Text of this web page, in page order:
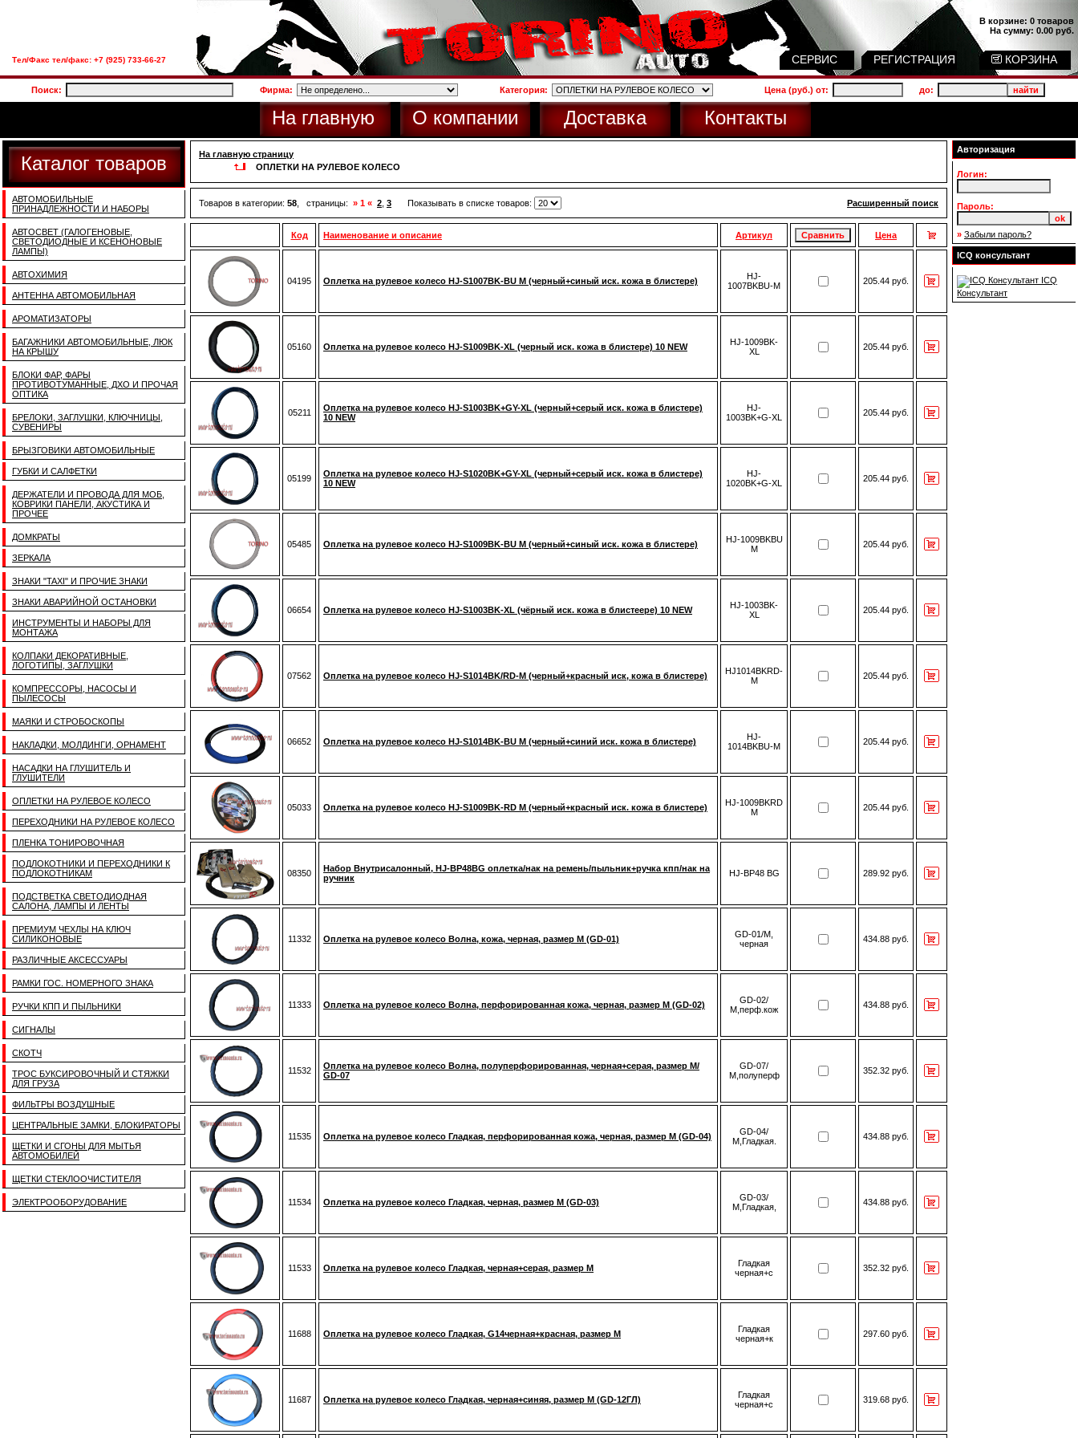
В корзине: 0 товаров
На сумму: 0.00 руб.
Тел/Факс тел/факс: +7 (925) 733-66-27 СЕРВИС РЕГИСТРАЦИЯ КОРЗИНА
Поиск: Фирма: Категория: Цена (руб.) от: до:
На главную О компании Доставка Контакты
Каталог товаров
АВТОМОБИЛЬНЫЕ
ПРИНАДЛЕЖНОСТИ И НАБОРЫ
АВТОСВЕТ (ГАЛОГЕНОВЫЕ,
СВЕТОДИОДНЫЕ И КСЕНОНОВЫЕ
ЛАМПЫ)
АВТОХИМИЯ
АНТЕННА АВТОМОБИЛЬНАЯ
АРОМАТИЗАТОРЫ
БАГАЖНИКИ АВТОМОБИЛЬНЫЕ, ЛЮК
НА КРЫШУ
БЛОКИ ФАР, ФАРЫ
ПРОТИВОТУМАННЫЕ, ДХО И ПРОЧАЯ
ОПТИКА
БРЕЛОКИ, ЗАГЛУШКИ, КЛЮЧНИЦЫ,
СУВЕНИРЫ
БРЫЗГОВИКИ АВТОМОБИЛЬНЫЕ
ГУБКИ И САЛФЕТКИ
ДЕРЖАТЕЛИ И ПРОВОДА ДЛЯ МОБ,
КОВРИКИ ПАНЕЛИ, АКУСТИКА И
ПРОЧЕЕ
ДОМКРАТЫ
ЗЕРКАЛА
ЗНАКИ "TAXI" И ПРОЧИЕ ЗНАКИ
ЗНАКИ АВАРИЙНОЙ ОСТАНОВКИ
ИНСТРУМЕНТЫ И НАБОРЫ ДЛЯ
МОНТАЖА
КОЛПАКИ ДЕКОРАТИВНЫЕ,
ЛОГОТИПЫ, ЗАГЛУШКИ
КОМПРЕССОРЫ, НАСОСЫ И
ПЫЛЕСОСЫ
МАЯКИ И СТРОБОСКОПЫ
НАКЛАДКИ, МОЛДИНГИ, ОРНАМЕНТ
НАСАДКИ НА ГЛУШИТЕЛЬ И
ГЛУШИТЕЛИ
ОПЛЕТКИ НА РУЛЕВОЕ КОЛЕСО
ПЕРЕХОДНИКИ НА РУЛЕВОЕ КОЛЕСО
ПЛЕНКА ТОНИРОВОЧНАЯ
ПОДЛОКОТНИКИ И ПЕРЕХОДНИКИ К
ПОДЛОКОТНИКАМ
ПОДСТВЕТКА СВЕТОДИОДНАЯ
САЛОНА, ЛАМПЫ И ЛЕНТЫ
ПРЕМИУМ ЧЕХЛЫ НА КЛЮЧ
СИЛИКОНОВЫЕ
РАЗЛИЧНЫЕ АКСЕССУАРЫ
РАМКИ ГОС. НОМЕРНОГО ЗНАКА
РУЧКИ КПП И ПЫЛЬНИКИ
СИГНАЛЫ
СКОТЧ
ТРОС БУКСИРОВОЧНЫЙ И СТЯЖКИ
ДЛЯ ГРУЗА
ФИЛЬТРЫ ВОЗДУШНЫЕ
ЦЕНТРАЛЬНЫЕ ЗАМКИ, БЛОКИРАТОРЫ
ЩЕТКИ И СГОНЫ ДЛЯ МЫТЬЯ
АВТОМОБИЛЕЙ
ЩЕТКИ СТЕКЛООЧИСТИТЕЛЯ
ЭЛЕКТРООБОРУДОВАНИЕ
На главную страницу
ОПЛЕТКИ НА РУЛЕВОЕ КОЛЕСО
Товаров в категории: 58 , страницы: » 1 « 2 3 Показывать в списке товаров: Расширенный поиск
Код Наименование и описание Артикул Цена
04195 Оплетка на рулевое колесо HJ-S1007BK-BU M (черный+синый иск. кожа в блистере)
HJ-
1007BKBU-M
205.44 руб.
05160 Оплетка на рулевое колесо HJ-S1009BK-XL (черный иск. кожа в блистере) 10 NEW
HJ-1009BK-
XL
205.44 руб.
05211
Оплетка на рулевое колесо HJ-S1003BK+GY-XL (черный+серый иск. кожа в блистере)
10 NEW
HJ-
1003BK+G-XL
205.44 руб.
05199
Оплетка на рулевое колесо HJ-S1020BK+GY-XL (черный+серый иск. кожа в блистере)
10 NEW
HJ-
1020BK+G-XL
205.44 руб.
05485 Оплетка на рулевое колесо HJ-S1009BK-BU M (черный+синый иск. кожа в блистере)
HJ-1009BKBU
M
205.44 руб.
06654 Оплетка на рулевое колесо HJ-S1003BK-XL (чёрный иск. кожа в блистеере) 10 NEW
HJ-1003BK-
XL
205.44 руб.
07562 Оплетка на рулевое колесо HJ-S1014BK/RD-M (черный+красный иск, кожа в блистере)
HJ1014BKRD-
M
205.44 руб.
06652 Оплетка на рулевое колесо HJ-S1014BK-BU M (черный+синий иск. кожа в блистере)
HJ-
1014BKBU-M
205.44 руб.
05033 Оплетка на рулевое колесо HJ-S1009BK-RD M (черный+красный иск. кожа в блистере)
HJ-1009BKRD
M
205.44 руб.
08350
Набор Внутрисалонный, HJ-BP48BG оплетка/нак на ремень/пыльник+ручка кпп/нак на
ручник
HJ-BP48 BG 289.92 руб.
11332 Оплетка на рулевое колесо Волна, кожа, черная, размер М (GD-01)
GD-01/М,
черная
434.88 руб.
11333 Оплетка на рулевое колесо Волна, перфорированная кожа, черная, размер М (GD-02)
GD-02/
М,перф.кож
434.88 руб.
11532
Оплетка на рулевое колесо Волна, полуперфорированная, черная+серая, размер М/
GD-07
GD-07/
М,полуперф
352.32 руб.
11535 Оплетка на рулевое колесо Гладкая, перфорированная кожа, черная, размер М (GD-04)
GD-04/
М,Гладкая.
434.88 руб.
11534 Оплетка на рулевое колесо Гладкая, черная, размер М (GD-03)
GD-03/
М,Гладкая,
434.88 руб.
11533 Оплетка на рулевое колесо Гладкая, черная+серая, размер М
Гладкая
черная+с
352.32 руб.
11688 Оплетка на рулевое колесо Гладкая, G14черная+красная, размер М
Гладкая
черная+к
297.60 руб.
11687 Оплетка на рулевое колесо Гладкая, черная+синяя, размер М (GD-12ГЛ)
Гладкая
черная+с
319.68 руб.
Авторизация
Логин:
Пароль:
» Забыли пароль?
ICQ консультант
ICQ
Консультант